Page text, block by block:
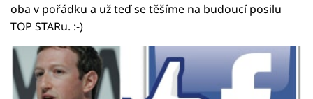
oba v pořádku a už teď se těšíme na budoucí posilu
TOP STARu. :-)